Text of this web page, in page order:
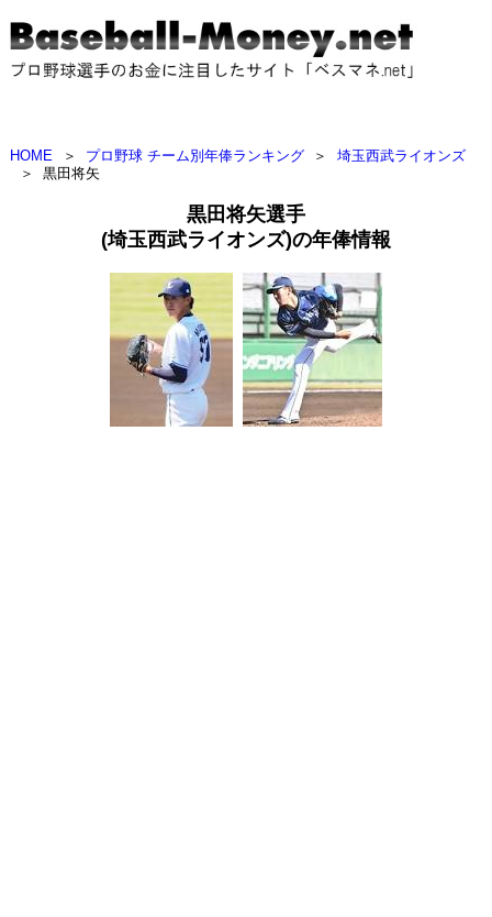
HOME ＞ プロ野球 チーム別年俸ランキング ＞
埼玉西武ライオンズ
＞
黒田将矢
黒田将矢選手
(埼玉西武ライオンズ)の年俸情報